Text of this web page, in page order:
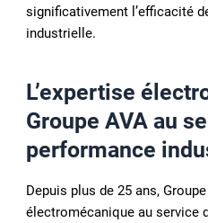
significativement l’efficacité
industrielle.
L’expertise
Groupe AVA au
performance
Depuis plus de 25 ans,
électromécanique au service